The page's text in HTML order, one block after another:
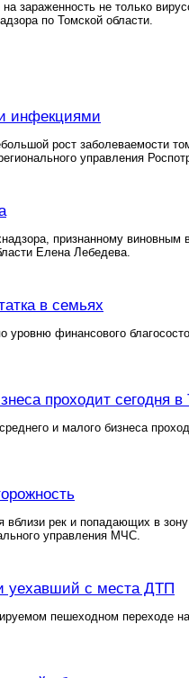
зараженность не только
по Томской области.
инфекциями
рост заболеваемости
управления
признанному виновным
Елена Лебедева.
в семьях
уровню финансового
проходит сегодня в
и малого бизнеса
рек и попадающих в
управления МЧС.
уехавший с места ДТП
пешеходном переходе